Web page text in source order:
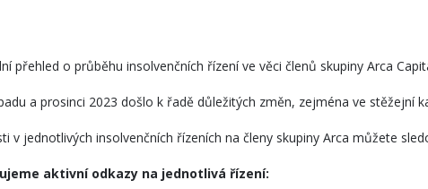
přehled o průběhu insolvenčních řízení ve věci členů skupiny Arca
a prosinci 2023 došlo k řadě důležitých změn, zejména ve stěžejní
v jednotlivých insolvenčních řízeních na členy skupiny Arca můžete
aktivní odkazy na jednotlivá řízení: